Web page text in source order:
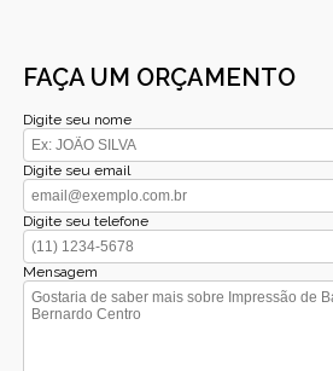
FAÇA UM ORÇAMENTO
Digite seu nome
Digite seu email
Digite seu telefone
Mensagem